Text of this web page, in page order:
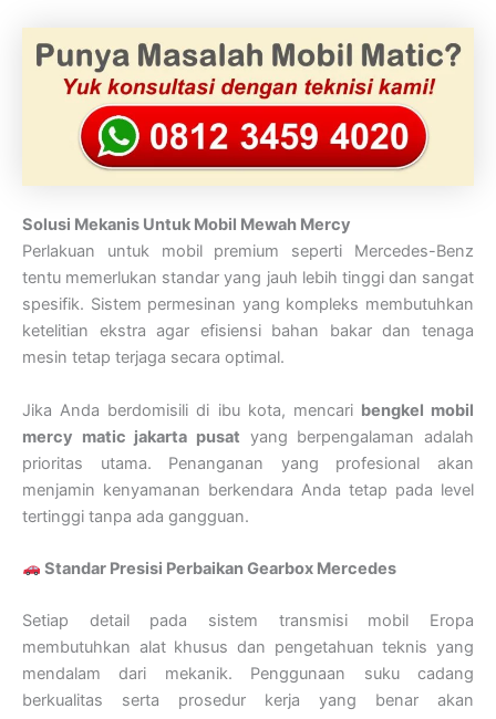
Solusi Mekanis Untuk Mobil Mewah Mercy
Perlakuan untuk mobil premium seperti Mercedes-Benz
tentu memerlukan standar yang jauh lebih tinggi dan sangat
spesifik. Sistem permesinan yang kompleks membutuhkan
ketelitian ekstra agar efisiensi bahan bakar dan tenaga
mesin tetap terjaga secara optimal.
Jika Anda berdomisili di ibu kota, mencari bengkel mobil
mercy matic jakarta pusat yang berpengalaman adalah
prioritas utama. Penanganan yang profesional akan
menjamin kenyamanan berkendara Anda tetap pada level
tertinggi tanpa ada gangguan.
Standar Presisi Perbaikan Gearbox Mercedes
Setiap detail pada sistem transmisi mobil Eropa
membutuhkan alat khusus dan pengetahuan teknis yang
mendalam dari mekanik. Penggunaan suku cadang
berkualitas serta prosedur kerja yang benar akan